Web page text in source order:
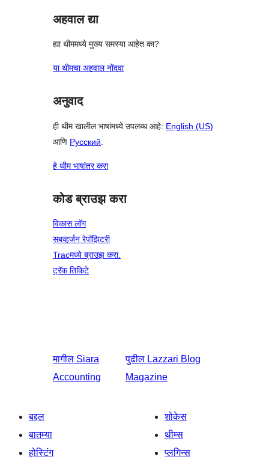
अहवाल द्या
ह्या थीममध्ये मुख्य समस्या आहेत का?
या थीमचा अहवाल नोंदवा
अनुवाद
ही थीम खालील भाषांमध्ये उपलब्ध आहे: English (US)
आणि Русский
हे थीम भाषांतर करा
कोड ब्राउझ करा
विकास लॉग
सबव्हर्जन रेपॉझिटरी
Tracमध्ये ब्राउझ करा.
ट्रॅक तिकिटे
मागील Siara
Accounting
पुढील Lazzari Blog
Magazine
बद्दल
बातम्या
होस्टिंग
शोकेस
थीम्स
प्लगिन्स